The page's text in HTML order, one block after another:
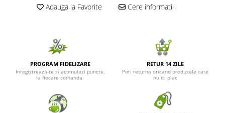
Seminte de Ierburi
Adauga la Favorite Cere informatii
PROGRAM FIDELIZARE
Inregistreaza-te si acumulezi puncte,
la fiecare comanda.
RETUR 14 ZILE
Poti returna oricand produsele care
nu iti plac